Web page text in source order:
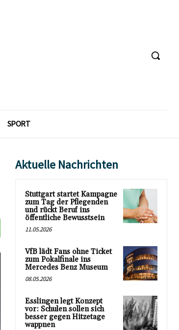
SPORT
Aktuelle Nachrichten
Stuttgart startet Kampagne
zum Tag der Pflegenden
und rückt Beruf ins
öffentliche Bewusstsein
11.05.2026
VfB lädt Fans ohne Ticket
zum Pokalfinale ins
Mercedes Benz Museum
08.05.2026
Esslingen legt Konzept
vor: Schulen sollen sich
besser gegen Hitzetage
wappnen